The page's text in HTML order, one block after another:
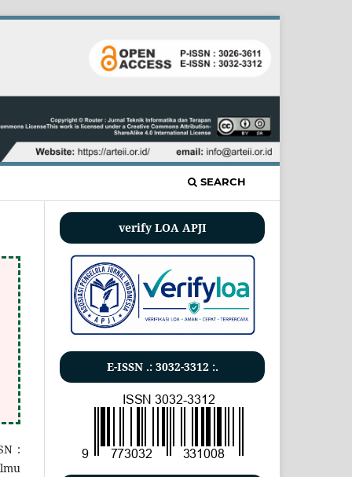
SEARCH
:
verify LOA APJI
E-ISSN .: 3032-3312:.